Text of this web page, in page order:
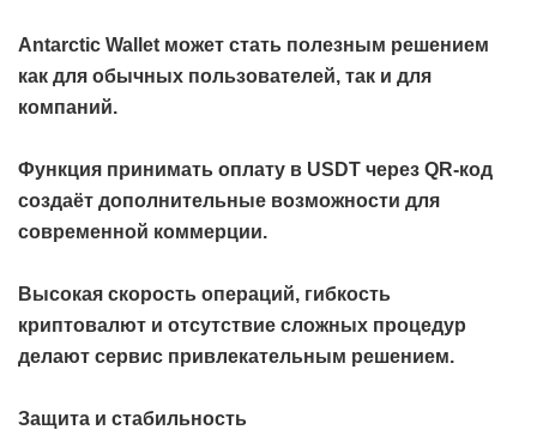
Antarctic Wallet может стать полезным решением
как для обычных пользователей, так и для
компаний.
Функция принимать оплату в USDT через QR-код
создаёт дополнительные возможности для
современной коммерции.
Высокая скорость операций, гибкость
криптовалют и отсутствие сложных процедур
делают сервис привлекательным решением.
Защита и стабильность